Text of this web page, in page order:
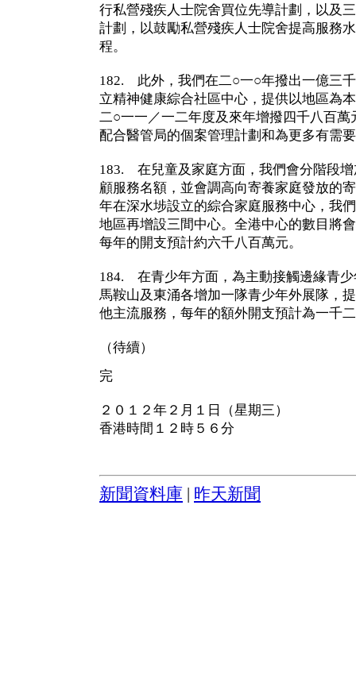
行私營殘疾人士院舍買位先導計劃，以及
計劃，以鼓勵私營殘疾人士院舍提高服務
程。
182. 此外，我們在二○一○年撥出一億三
立精神健康綜合社區中心，提供以地區為
二○一一／一二年度及來年增撥四千八百
配合醫管局的個案管理計劃和為更多有需
183. 在兒童及家庭方面，我們會分階段
顧服務名額，並會調高向寄養家庭發放的
年在深水埗設立的綜合家庭服務中心，我
地區再增設三間中心。全港中心的數目將
每年的開支預計約六千八百萬元。
184. 在青少年方面，為主動接觸邊緣青
馬鞍山及東涌各增加一隊青少年外展隊，
他主流服務，每年的額外開支預計為一千
（待續）
完
２０１２年２月１日（星期三）
香港時間１２時５６分
新聞資料庫 昨天新聞